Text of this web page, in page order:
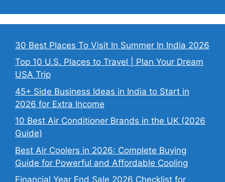
30 Best Places To Visit In Summer In India 2026
Top 10 U.S. Places to Travel | Plan Your Dream
USA Trip
45+ Side Business Ideas in India to Start in
2026 for Extra Income
10 Best Air Conditioner Brands in the UK (2026
Guide)
Best Air Coolers in 2026: Complete Buying
Guide for Powerful and Affordable Cooling
Financial Year End Sale 2026 Checklist for